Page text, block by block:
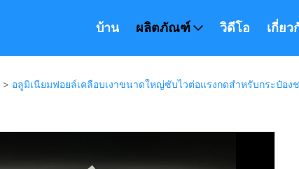
บ้าน ผลิตภัณฑ์ วิดีโอ เกี่ยว
> อลูมิเนียมฟอยล์เคลือบเงาขนาดใหญ่ซับไวต่อแรงกดสำหรับกระป๋อ